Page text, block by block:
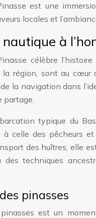
est une
locales et
nautique à
célèbre
région, sont au cœur
de la navigation dans
partage.
typique du
celle des pêcheurs
des huîtres, elle
techniques
pinasses
est un